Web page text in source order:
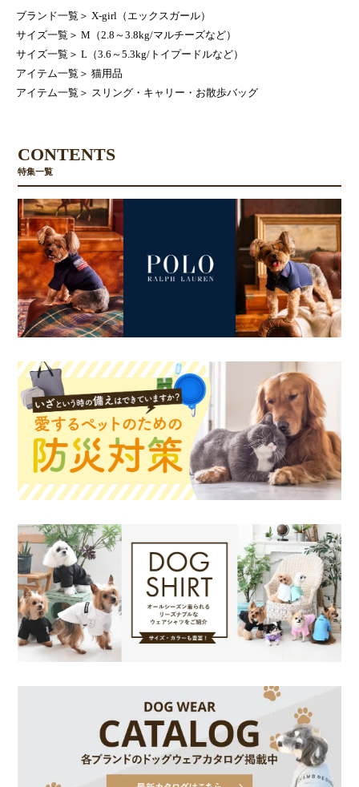
ブランド一覧 ＞ X-girl（エックスガール）
サイズ一覧 ＞ M（2.8～3.8kg/マルチーズなど）
サイズ一覧 ＞ L（3.6～5.3kg/トイプードルなど）
アイテム一覧 ＞ 猫用品
アイテム一覧 ＞ スリング・キャリー・お散歩バッグ
CONTENTS
特集一覧